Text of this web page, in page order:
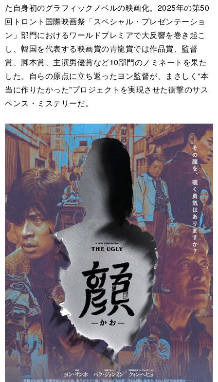
た自身初のグラフィックノベルの映画化。2025年の第50
回トロント国際映画祭「スペシャル・プレゼンテーショ
ン」部門におけるワールドプレミアで大反響を巻き起こ
し、韓国を代表する映画賞の青龍賞では作品賞、監督
賞、脚本賞、主演男優賞など10部門のノミネートを果た
した。自らの原点に立ち返ったヨン監督が、まさしく“本
当に作りたかった”プロジェクトを実現させた衝撃のサス
ペンス・ミステリーだ。